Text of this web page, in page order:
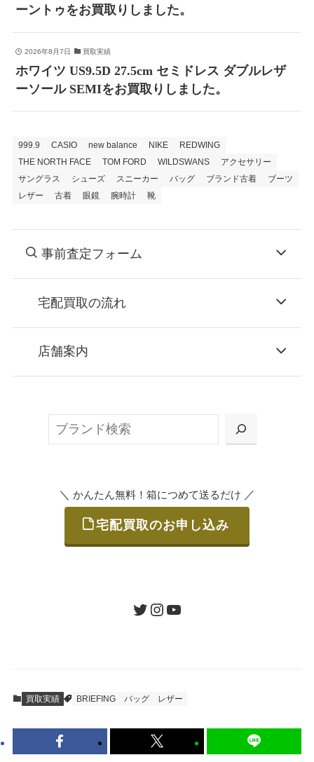
ーントゥをお買取りしました。
2026年8月7日 買取実績
ホワイツ US9.5D 27.5cm セミドレス ダブルレザ
ーソール SEMIをお買取りしました。
999.9 CASIO new balance NIKE
REDWING
THE NORTH FACE
TOM FORD WILDSWANS
アクセサリー
サングラス
シューズ スニーカー バッグ ブランド古着
ブーツ
レザー
古着 眼鏡 腕時計 靴
事前査定フォーム
宅配買取の流れ
お申込み
または梱包材不要の「集荷申込」からお選び
ご発送
査定結果のご承認 / 入金
到着即日に査定いたします。買取金額にご納
得いただければ、最短即日の入金が可能で
店舗案内
＼ かんたん無料！箱につめて送るだけ ／
宅配買取のお申し込み
ツイッターインスタグラムユーチューブ
買取実績 BRIEFING バッグ レザー